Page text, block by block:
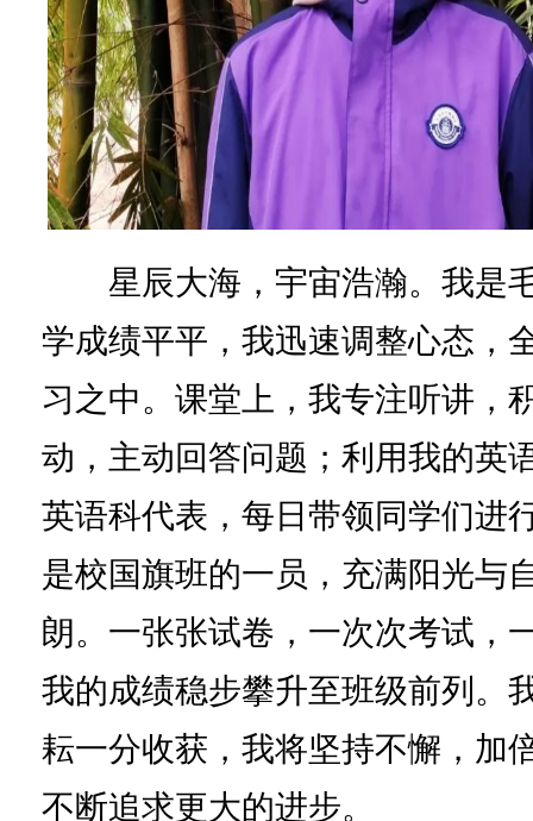
星辰大海，宇宙浩瀚。我是
学成绩平平，我迅速调整心态，
习之中。课堂上，我专注听讲，
动，主动回答问题；利用我的英
英语科代表，每日带领同学们进
是校国旗班的一员，充满阳光与
朗。一张张试卷，一次次考试，
我的成绩稳步攀升至班级前列。
耘一分收获，我将坚持不懈，加
不断追求更大的进步。